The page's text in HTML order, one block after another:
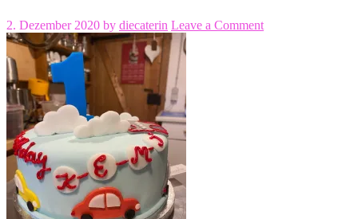
2. Dezember 2020 by diecaterin Leave a Comment